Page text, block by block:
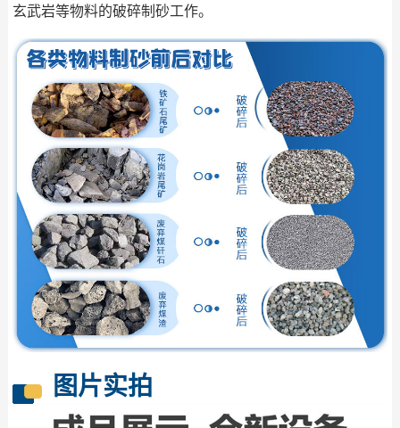
玄武岩等物料的破碎制砂工作。
图片实拍